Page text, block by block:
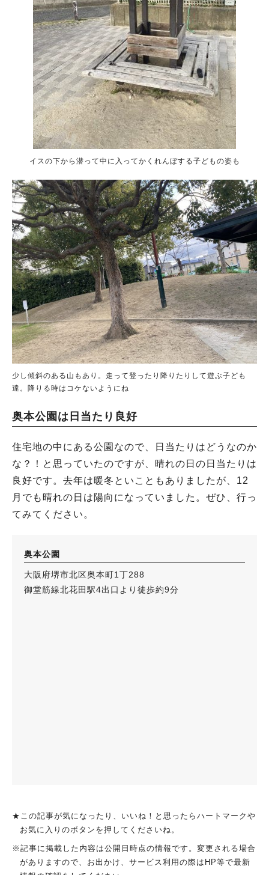
イスの下から潜って中に入ってかくれんぼする子どもの姿も
少し傾斜のある山もあり。走って登ったり降りたりして遊ぶ子ども
達。降りる時はコケないようにね
奥本公園は日当たり良好
住宅地の中にある公園なので、日当たりはどうなのか
な？！と思っていたのですが、晴れの日の日当たりは
良好です。去年は暖冬といこともありましたが、12
月でも晴れの日は陽向になっていました。ぜひ、行っ
てみてください。
奥本公園
大阪府堺市北区奥本町1丁288
御堂筋線北花田駅4出口より徒歩約9分
★この記事が気になったり、いいね！と思ったらハートマークや
お気に入りのボタンを押してくださいね。
※記事に掲載した内容は公開日時点の情報です。変更される場合
がありますので、お出かけ、サービス利用の際はHP等で最新